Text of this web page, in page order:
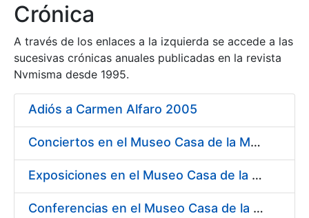
Show/Hide
Show/Hide
Crónica
A través de los enlaces a la izquierda se accede a las
sucesivas crónicas anuales publicadas en la revista
Nvmisma desde 1995.
Adiós a Carmen Alfaro 2005
Conciertos en el Museo Casa de la Moneda 2005
Exposiciones en el Museo Casa de la Moneda 2005
Conferencias en el Museo Casa de la Moneda 2005